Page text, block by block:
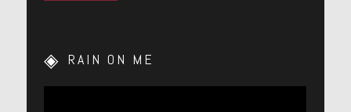
RAIN ON ME